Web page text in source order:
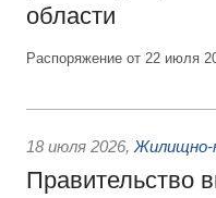
области
Распоряжение от 22 июля
18 июля 2026, Жилищно-
Правительство